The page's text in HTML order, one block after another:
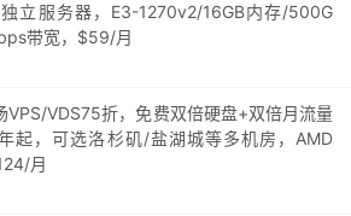
立服务器，E3-1270v2/16GB内存/500G
带宽，$59/月
VDS75折，免费双倍硬盘+双倍月流量
起，可选洛杉矶/盐湖城等多机房，AMD
月